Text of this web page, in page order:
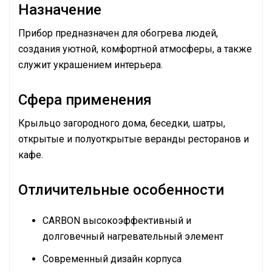
Назначение
Прибор предназначен для обогрева людей,
создания уютной, комфортной атмосферы, а также
служит украшением интерьера.
Сфера применения
Крыльцо загородного дома, беседки, шатры,
открытые и полуоткрытые веранды ресторанов и
кафе.
Отличительные особенности
CARBON высокоэффективный и
долговечный нагревательный элемент
Современный дизайн корпуса